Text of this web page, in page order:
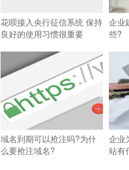
花呗接入央行征信系统 保持
良好的使用习惯很重要
企业
些?
域名到期可以抢注吗?为什
么要抢注域名?
企业
站有